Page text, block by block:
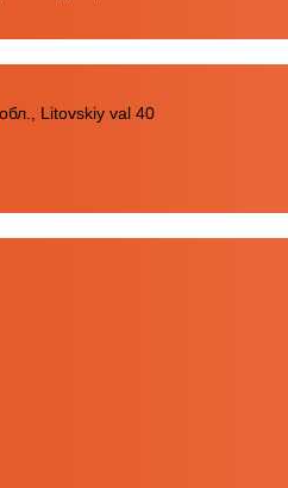
Litovskiy val 40